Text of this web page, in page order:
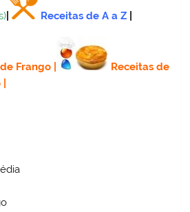
Receitas de A a Z
Frango
Receitas de